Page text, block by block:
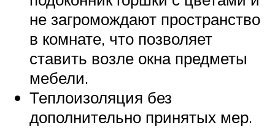
не загромождают пространство
в комнате, что позволяет
ставить возле окна предметы
мебели.
Теплоизоляция без
дополнительно принятых мер.